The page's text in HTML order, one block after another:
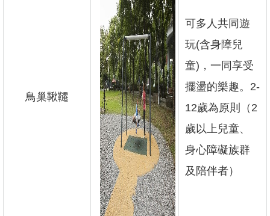
鳥巢鞦韆
可多人共同遊
玩(含身障兒
童)，一同享受
擺盪的樂趣。2-
12歲為原則（2
歲以上兒童、
身心障礙族群
及陪伴者）